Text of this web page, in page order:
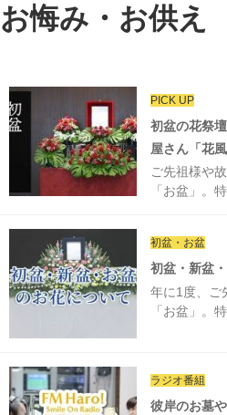
お悔み・お供え
PICK UP
初盆の花祭
屋さん「花
ご先祖様や
「お盆」。
初盆・お盆
初盆・新盆
年に1度、ご
「お盆」。
ラジオ番組
彼岸のお墓